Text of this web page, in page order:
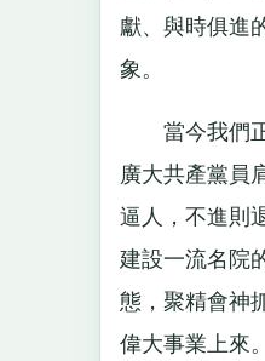
獻、與時俱進
象。
當今我們正
廣大共產黨員
逼人，不進則
建設一流名院
態，聚精會神
偉大事業上來